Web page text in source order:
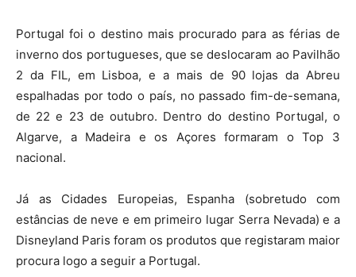
Portugal foi o destino mais procurado para as férias de
inverno dos portugueses, que se deslocaram ao Pavilhão
2 da FIL, em Lisboa, e a mais de 90 lojas da Abreu
espalhadas por todo o país, no passado fim-de-semana,
de 22 e 23 de outubro. Dentro do destino Portugal, o
Algarve, a Madeira e os Açores formaram o Top 3
nacional.
Já as Cidades Europeias, Espanha (sobretudo com
estâncias de neve e em primeiro lugar Serra Nevada) e a
Disneyland Paris foram os produtos que registaram maior
procura logo a seguir a Portugal.